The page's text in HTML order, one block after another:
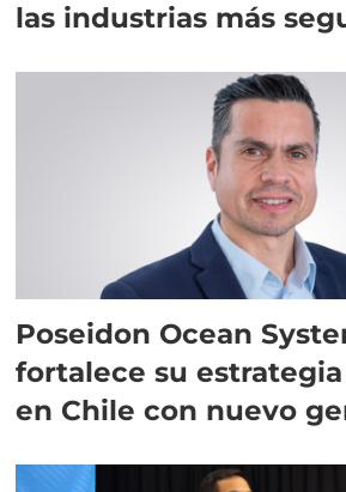
las industrias más
Poseidon Ocean
fortalece su
en Chile con nuevo